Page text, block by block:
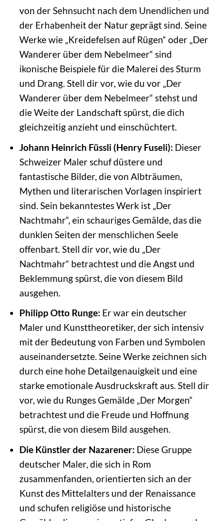
von der Sehnsucht nach dem Unendlichen und
der Erhabenheit der Natur geprägt sind. Seine
Werke wie „Kreidefelsen auf Rügen“ oder „Der
Wanderer über dem Nebelmeer“ sind
ikonische Beispiele für die Malerei des Sturm
und Drang. Stell dir vor, wie du vor „Der
Wanderer über dem Nebelmeer“ stehst und
die Weite der Landschaft spürst, die dich
gleichzeitig anzieht und einschüchtert.
Johann Heinrich Füssli (Henry Fuseli): Dieser
Schweizer Maler schuf düstere und
fantastische Bilder, die von Albträumen,
Mythen und literarischen Vorlagen inspiriert
sind. Sein bekanntestes Werk ist „Der
Nachtmahr“, ein schauriges Gemälde, das die
dunklen Seiten der menschlichen Seele
offenbart. Stell dir vor, wie du „Der
Nachtmahr“ betrachtest und die Angst und
Beklemmung spürst, die von diesem Bild
ausgehen.
Philipp Otto Runge: Er war ein deutscher
Maler und Kunsttheoretiker, der sich intensiv
mit der Bedeutung von Farben und Symbolen
auseinandersetzte. Seine Werke zeichnen sich
durch eine hohe Detailgenauigkeit und eine
starke emotionale Ausdruckskraft aus. Stell dir
vor, wie du Runges Gemälde „Der Morgen“
betrachtest und die Freude und Hoffnung
spürst, die von diesem Bild ausgehen.
Die Künstler der Nazarener: Diese Gruppe
deutscher Maler, die sich in Rom
zusammenfanden, orientierten sich an der
Kunst des Mittelalters und der Renaissance
und schufen religiöse und historische